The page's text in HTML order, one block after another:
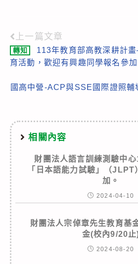
Read
more
上一篇文章
轉知
113年教育部高教深耕計
育活動，歡迎有興趣同學報名參加
國高中營-ACP與SSE國際證照輔
相關內容
財團法人語言訓練測驗中
「日本語能力試驗」（JLPT
加。
2024-04-10
財團法人宗倬章先生教育基
金(校內9/20止
2024-08-20